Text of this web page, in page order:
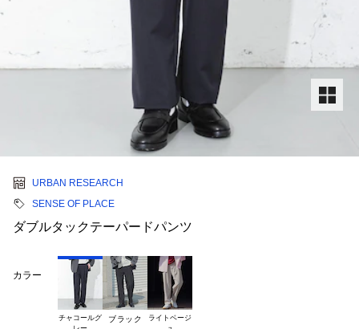
URBAN RESEARCH
SENSE OF PLACE
ダブルタックテーパードパンツ
カラー
チャコールグ
ブラック
ライトベージ